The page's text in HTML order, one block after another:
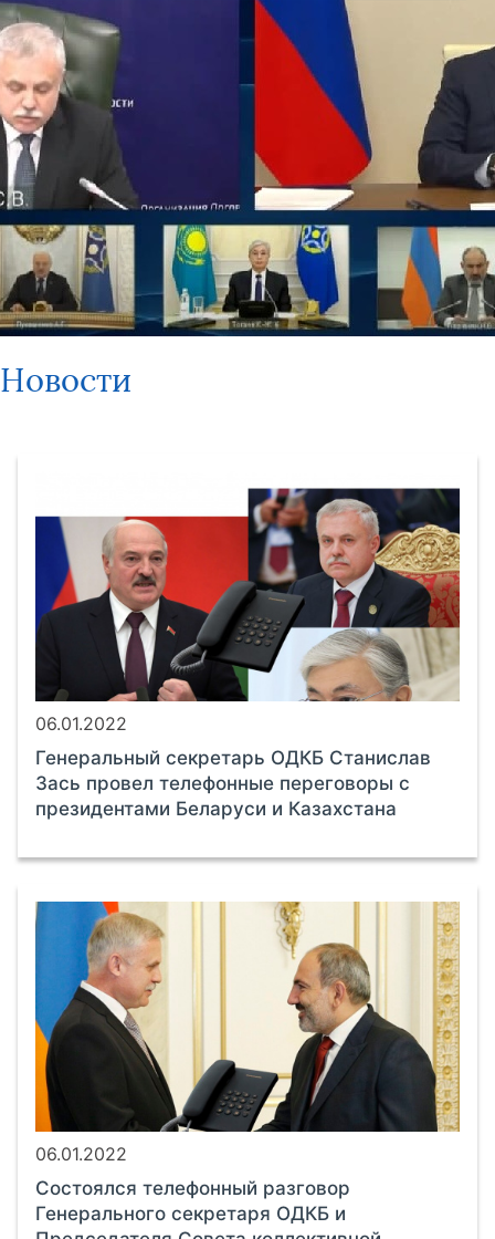
ситуация в Республике Казахстан и меры по
нормализации обстановки в стране
Новости
06.01.2022
Генеральный секретарь ОДКБ Станислав
Зась провел телефонные переговоры с
президентами Беларуси и Казахстана
06.01.2022
Состоялся телефонный разговор
Генерального секретаря ОДКБ и